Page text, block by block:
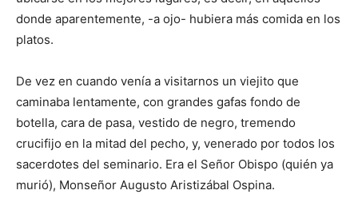
donde aparentemente, -a ojo- hubiera más comida en los
platos.
De vez en cuando venía a visitarnos un viejito que
caminaba lentamente, con grandes gafas fondo de
botella, cara de pasa, vestido de negro, tremendo
crucifijo en la mitad del pecho, y, venerado por todos los
sacerdotes del seminario. Era el Señor Obispo (quién ya
murió), Monseñor Augusto Aristizábal Ospina.